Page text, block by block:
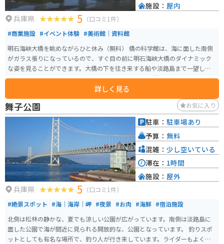
兵庫県 5 （口コミ1件）
#商業施設 #イベント体験 #美術館｜資料館
明石海峡大橋を眺めながらひと休み（無料） 橋の科学館は、海に面した南側
がガラス張りになっているので、すぐ目の前に明石海峡大橋のダイナミック
な姿を見ることができます。大橋の下を往き来する船や淡路島まで一望しな
がら、おくつろぎください。観光情報コーナーには各種パンフレットやトラ
ベル誌も常備し、お飲み物などの自動販売機も設置しています。
詳しく見る
施設： 屋内
舞子公園 お気に入り
兵庫県 5 （口コミ1件）
#絶景スポット #海｜海岸｜岬 #夜景 #お肉 #海鮮 #宿泊施設
北側は松林の静かな、夏でも涼しい公園が広がっています。南側は淡路島に
面した公園で海が間近に見られる開放的な、公園となっています。 釣りスポ
ットとしても有名な場所で、釣り人が行き来しています。ライダーもよく停
駐車： 駐車場あり
予算： 無料
混雑： 少し空いている
滞在： 1時間
施設： 屋外